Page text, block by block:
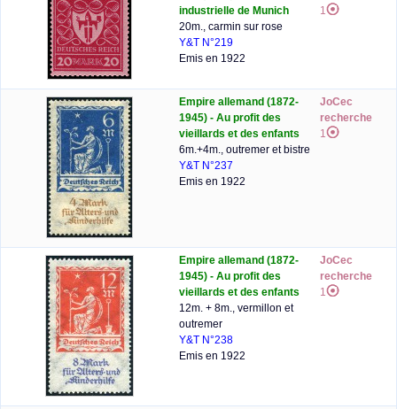
industrielle de Munich
20m., carmin sur rose
Y&T N°219
Emis en 1922
1
Empire allemand (1872-
1945) - Au profit des
vieillards et des enfants
6m.+4m., outremer et bistre
Y&T N°237
Emis en 1922
JoCec
recherche
1
Empire allemand (1872-
1945) - Au profit des
vieillards et des enfants
12m. + 8m., vermillon et
outremer
Y&T N°238
Emis en 1922
JoCec
recherche
1